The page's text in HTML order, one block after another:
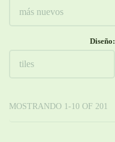
Diseño:
MOSTRANDO 1-10 OF 201